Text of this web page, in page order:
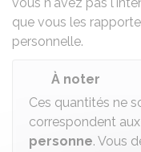
que vous les
personnelle.
À noter
Ces quantités ne
correspondent
personne. Vous